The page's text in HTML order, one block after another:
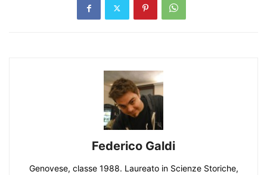
Federico Galdi
Genovese, classe 1988. Laureato in Scienze Storiche,